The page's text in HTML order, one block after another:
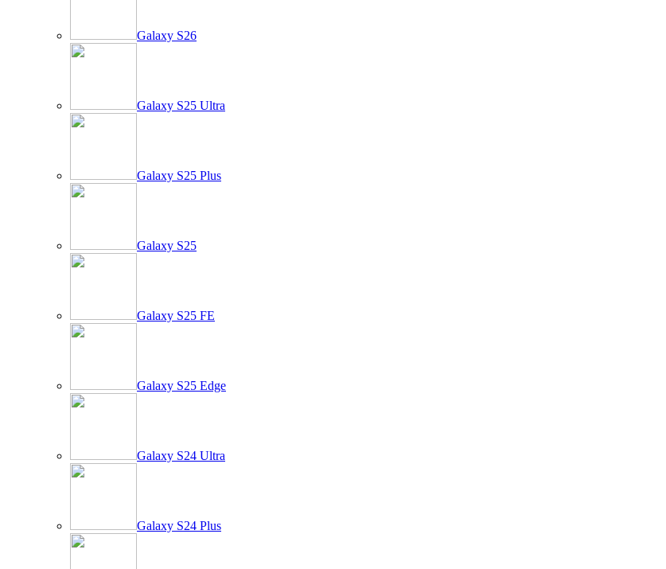
Galaxy S26
Galaxy S25 Ultra
Galaxy S25 Plus
Galaxy S25
Galaxy S25 FE
Galaxy S25 Edge
Galaxy S24 Ultra
Galaxy S24 Plus